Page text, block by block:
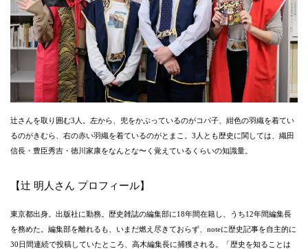
辻さんを取り囲む3人。左から、兜をかぶっているのがコパ子、紺色の羽織を着てい
るのがきむら、右の赤い羽織を着ているのがとまこ。3人とも歴史に関しては、織田
信長・豊臣秀吉・徳川家康をなんとな〜く覚えているくらいの知識量。
【辻 明人さん プロフィール】
東京都出身。出版社に勤務。歴史雑誌の編集部に18年間在籍し、うち12年間編集長
を務めた。編集部を離れるも、いまだ燃え尽きておらず、noteに歴史記事を自主的に
30日間連続で投稿していたところ、高木編集長に捕獲される。「歴史を知ることは